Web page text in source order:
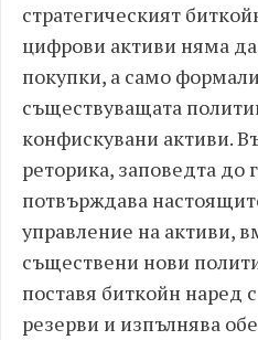
стратегическият
цифрови активи няма
покупки, а само
съществуващата
конфискувани активи.
реторика, заповедта до
потвърждава
управление на активи,
съществени нови
поставя биткойн наред
резерви и изпълнява